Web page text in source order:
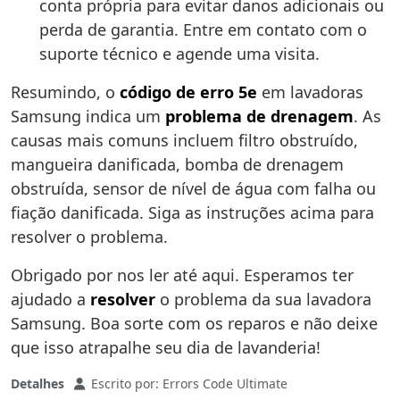
conta própria para evitar danos adicionais ou
perda de garantia. Entre em contato com o
suporte técnico e agende uma visita.
Resumindo, o código de erro 5e em lavadoras
Samsung indica um problema de drenagem. As
causas mais comuns incluem filtro obstruído,
mangueira danificada, bomba de drenagem
obstruída, sensor de nível de água com falha ou
fiação danificada. Siga as instruções acima para
resolver o problema.
Obrigado por nos ler até aqui. Esperamos ter
ajudado a resolver o problema da sua lavadora
Samsung. Boa sorte com os reparos e não deixe
que isso atrapalhe seu dia de lavanderia!
Detalhes Escrito por: Errors Code Ultimate